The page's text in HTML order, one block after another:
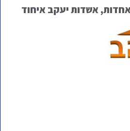
אשדות יעקב איחוד